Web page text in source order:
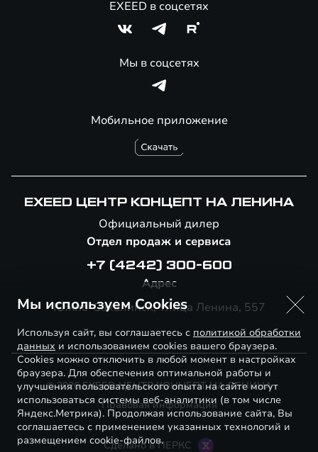
Мобильное приложение
EXEED в соцсетях
Мы в соцсетях
EXEED ЦЕНТР КОНЦЕПТ НА ЛЕНИНА
Официальный дилер
Отдел продаж и сервиса
+7 (4242) 300-600
Адрес
Южно-Сахалинск, Улица Ленина, 557
© 2026 EXEED ЦЕНТР КОНЦЕПТ НА ЛЕНИНА
Правовая информация
Сделано в ПЕРКС
Мы используем Cookies
Используя сайт, вы соглашаетесь с политикой обработки
данных и использованием cookies вашего браузера.
Cookies можно отключить в любой момент в настройках
браузера. Для обеспечения оптимальной работы и
улучшения пользовательского опыта на сайте могут
использоваться системы веб-аналитики (в том числе
Яндекс.Метрика). Продолжая использование сайта, Вы
соглашаетесь с применением указанных технологий и
размещением cookie-файлов.